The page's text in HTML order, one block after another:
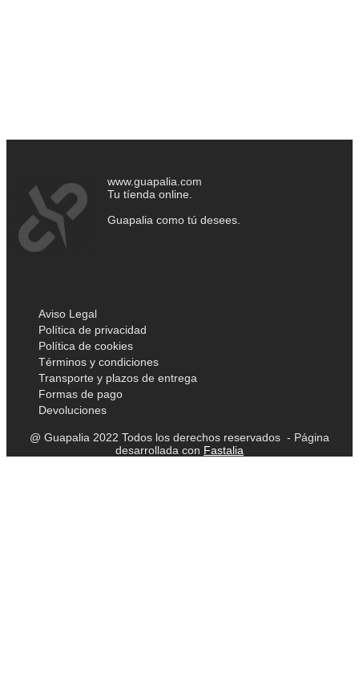
www.guapalia.com
Tu tíenda online.
Guapalia como tú desees.
Aviso Legal
Política de privacidad
Política de cookies
Términos y condiciones
Transporte y plazos de entrega
Formas de pago
Devoluciones
@ Guapalia 2022 Todos los derechos reservados - Página
desarrollada con Fastalia